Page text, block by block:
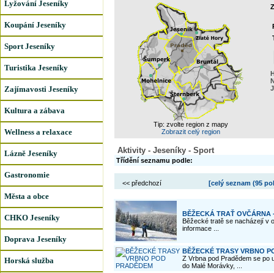
Lyžování Jeseníky
Koupání Jeseníky
Sport Jeseníky
Turistika Jeseníky
Zajímavosti Jeseníky
Kultura a zábava
Wellness a relaxace
Lázně Jeseníky
Gastronomie
Města a obce
CHKO Jeseníky
Doprava Jeseníky
Horská služba
Tip: zvolte region z mapy
Zobrazit celý region
Aktivity - Jeseníky - Sport
Třídění seznamu podle:
<< předchozí [celý seznam (95
BĚŽECKÁ TRAŤ OVČÁRNA
Běžecké tratě se nacházejí v
informace ...
BĚŽECKÉ TRASY VRBNO
Z Vrbna pod Pradědem se
do Malé Morávky, ...